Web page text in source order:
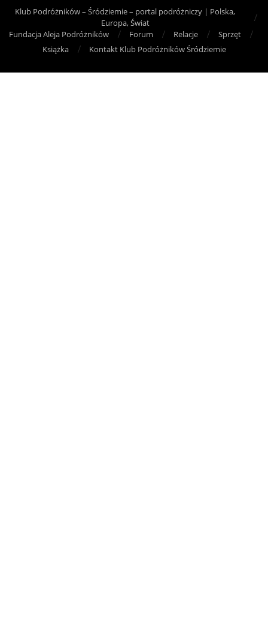
Klub Podróżników – Śródziemie – portal podróżniczy | Polska,
Europa, Świat
Fundacja Aleja Podróżników
Forum Relacje
Sprzęt
Książka
Kontakt Klub Podróżników Śródziemie